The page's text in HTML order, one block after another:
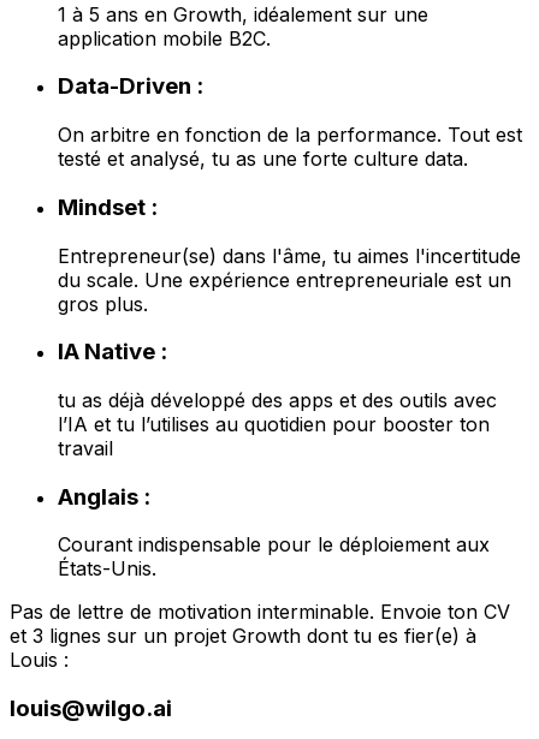
1 à 5 ans en Growth, idéalement sur une
application mobile B2C.
Data-Driven :
On arbitre en fonction de la performance. Tout est
testé et analysé, tu as une forte culture data.
Mindset :
Entrepreneur(se) dans l'âme, tu aimes l'incertitude
du scale. Une expérience entrepreneuriale est un
gros plus.
IA Native :
tu as déjà développé des apps et des outils avec
l’IA et tu l’utilises au quotidien pour booster ton
travail
Anglais :
Courant indispensable pour le déploiement aux
États-Unis.
Pas de lettre de motivation interminable. Envoie ton CV
et 3 lignes sur un projet Growth dont tu es fier(e) à
Louis :
louis@wilgo.ai